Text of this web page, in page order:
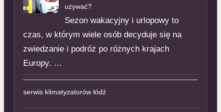
używać?
Sezon wakacyjny i urlopowy to
czas, w którym wiele osób decyduje się na
zwiedzanie i podróż po różnych krajach
Europy. …
serwis klimatyzatorów łódź